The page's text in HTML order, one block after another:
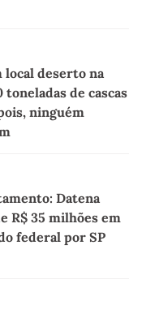
local deserto na
toneladas de cascas
ninguém
Datena
R$ 35 milhões em
federal por SP